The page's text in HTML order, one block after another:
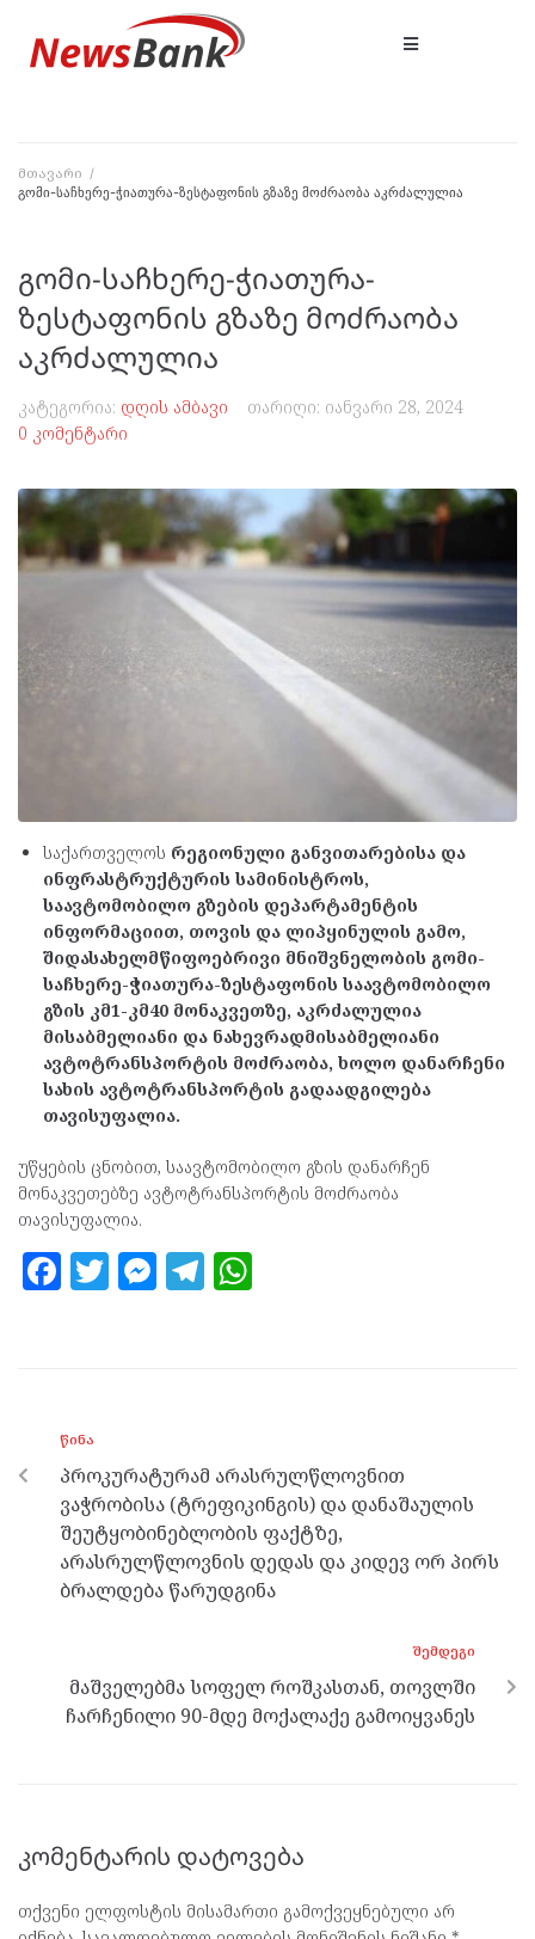
მთავარი /
გომი-საჩხერე-ჭიათურა-ზესტაფონის გზაზე მოძრაობა აკრძალულია
გომი-საჩხერე-ჭიათურა-
ზესტაფონის გზაზე მოძრაობა
აკრძალულია
კატეგორია: დღის ამბავი თარიღი: იანვარი 28, 2024
0 კომენტარი
საქართველოს რეგიონული განვითარებისა და
ინფრასტრუქტურის სამინისტროს,
საავტომობილო გზების­ დეპარტამენტის
ინფორმაციით, თოვის და ლიპყინულის გამო,
შიდასახელმწიფოებრივი მნიშვნელობის გომი-
საჩხერე-ჭიათურა-ზესტაფონის საავტომობილო
გზის კმ1-კმ40 მონაკვეთზე, აკრძალულია
მისაბმელიანი და ნახევრადმისაბმელიანი
ავტოტრანსპორტის მოძრაობა, ხოლო დანარჩენი
სახის ავტოტრანსპორტის გადაადგილება
თავისუფალია.
უწყების ცნობით, საავტომობილო გზის დანარჩენ
მონაკვეთებზე ავტოტრანსპორტის მოძრაობა
თავისუფალია.
F
o
o
k
T M
er
T
m p
p
ᲬᲘᲜᲐ
პროკურატურამ არასრულწლოვნით
ვაჭრობისა (ტრეფიკინგის) და დანაშაულის
შეუტყობინებლობის ფაქტზე,
არასრულწლოვნის დედას და კიდევ ორ პირს
ბრალდება წარუდგინა
ᲨᲔᲛᲓᲔᲒᲘ
მაშველებმა სოფელ როშკასთან, თოვლში
ჩარჩენილი 90-მდე მოქალაქე გამოიყვანეს
კომენტარის დატოვება
თქვენი ელფოსტის მისამართი გამოქვეყნებული არ